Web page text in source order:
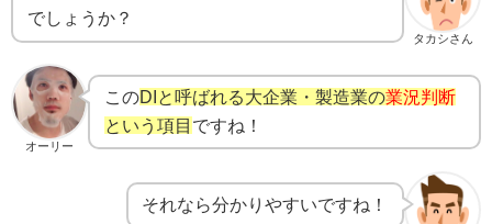
タカシさん
でしょうか？
オーリー
このDIと呼ばれる大企業・製造業の業況判断
という項目 ですね！
それなら分かりやすいですね！